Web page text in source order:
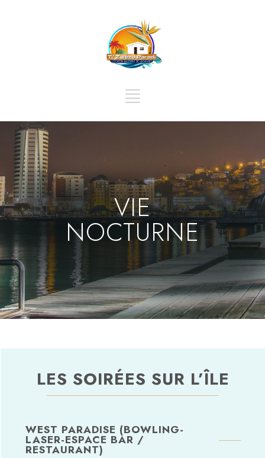
VIE
NOCTURNE
LES SOIRÉES SUR L’ÎLE
WEST PARADISE (BOWLING-
LASER-ESPACE BAR /
RESTAURANT)